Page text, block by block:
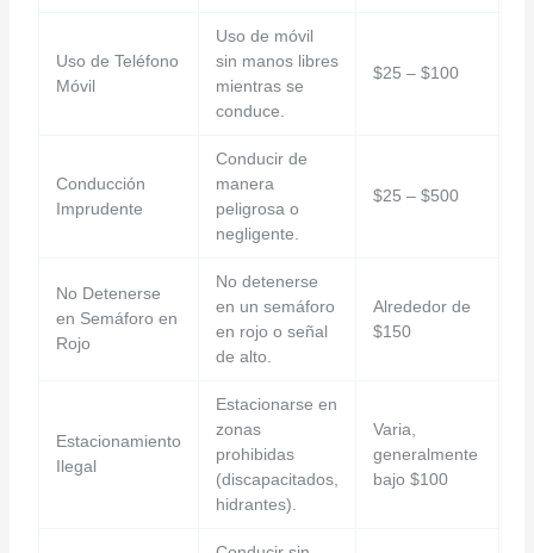
Uso de Teléfono
Móvil
Uso de móvil
sin manos libres
mientras se
conduce.
$25 – $100
Conducción
Imprudente
Conducir de
manera
peligrosa o
negligente.
$25 – $500
No Detenerse
en Semáforo en
Rojo
No detenerse
en un semáforo
en rojo o señal
de alto.
Alrededor de
$150
Estacionamiento
Ilegal
Estacionarse en
zonas
prohibidas
(discapacitados,
hidrantes).
Varia,
generalmente
bajo $100